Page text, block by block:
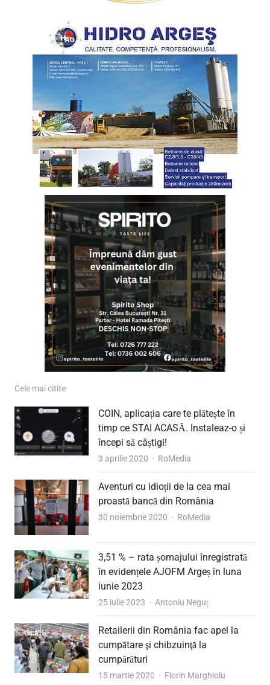
Cele mai citite
COIN, aplicația care te plătește în
timp ce STAI ACASĂ. Instaleaz-o și
începi să câștigi!
3 aprilie 2020 Author
RoMedia
Aventuri cu idioții de la cea mai
proastă bancă din România
30 noiembrie 2020 Author
RoMedia
3,51 % – rata șomajului înregistrată
în evidențele AJOFM Argeș în luna
iunie 2023
25 iulie 2023 Author
Antoniu Neguț
Retailerii din România fac apel la
cumpătare şi chibzuinţă la
cumpărături
15 martie 2020 Author
Florin Marghiolu